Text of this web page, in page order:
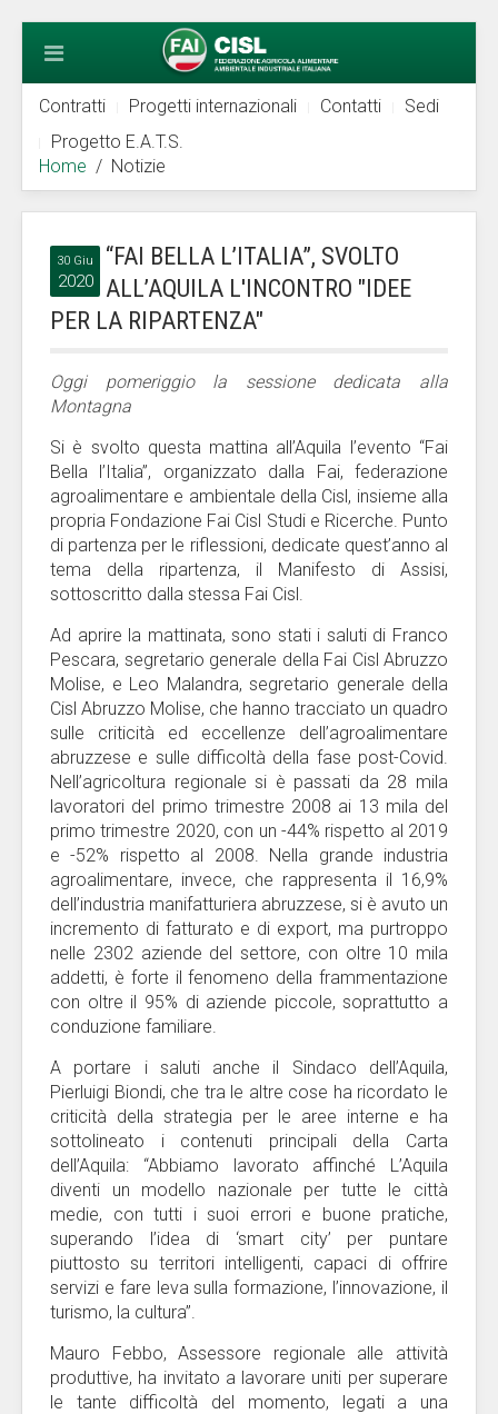
Contratti Progetti internazionali Contatti
Sedi
Progetto E.A.T.S.
Home
Notizie
30 Giu
2020
“FAI BELLA L’ITALIA”, SVOLTO
ALL’AQUILA L'INCONTRO "IDEE
PER LA RIPARTENZA"
Oggi pomeriggio la sessione dedicata alla
Montagna
Si è svolto questa mattina all’Aquila l’evento “Fai
Bella l’Italia”, organizzato dalla Fai, federazione
agroalimentare e ambientale della Cisl, insieme alla
propria Fondazione Fai Cisl Studi e Ricerche. Punto
di partenza per le riflessioni, dedicate quest’anno al
tema della ripartenza, il Manifesto di Assisi,
sottoscritto dalla stessa Fai Cisl.
Ad aprire la mattinata, sono stati i saluti di Franco
Pescara, segretario generale della Fai Cisl Abruzzo
Molise, e Leo Malandra, segretario generale della
Cisl Abruzzo Molise, che hanno tracciato un quadro
sulle criticità ed eccellenze dell’agroalimentare
abruzzese e sulle difficoltà della fase post-Covid.
Nell’agricoltura regionale si è passati da 28 mila
lavoratori del primo trimestre 2008 ai 13 mila del
primo trimestre 2020, con un -44% rispetto al 2019
e -52% rispetto al 2008. Nella grande industria
agroalimentare, invece, che rappresenta il 16,9%
dell’industria manifatturiera abruzzese, si è avuto un
incremento di fatturato e di export, ma purtroppo
nelle 2302 aziende del settore, con oltre 10 mila
addetti, è forte il fenomeno della frammentazione
con oltre il 95% di aziende piccole, soprattutto a
conduzione familiare.
A portare i saluti anche il Sindaco dell’Aquila,
Pierluigi Biondi, che tra le altre cose ha ricordato le
criticità della strategia per le aree interne e ha
sottolineato i contenuti principali della Carta
dell’Aquila: “Abbiamo lavorato affinché L’Aquila
diventi un modello nazionale per tutte le città
medie, con tutti i suoi errori e buone pratiche,
superando l’idea di ‘smart city’ per puntare
piuttosto su territori intelligenti, capaci di offrire
servizi e fare leva sulla formazione, l’innovazione, il
turismo, la cultura”.
Mauro Febbo, Assessore regionale alle attività
produttive, ha invitato a lavorare uniti per superare
le tante difficoltà del momento, legati a una